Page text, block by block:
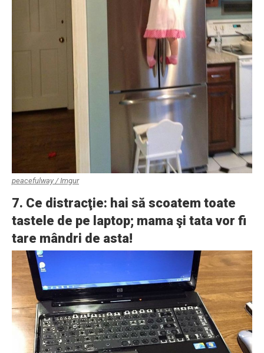
peacefulway / Imgur
7. Ce distracţie: hai să scoatem toate
tastele de pe laptop; mama şi tata vor fi
tare mândri de asta!